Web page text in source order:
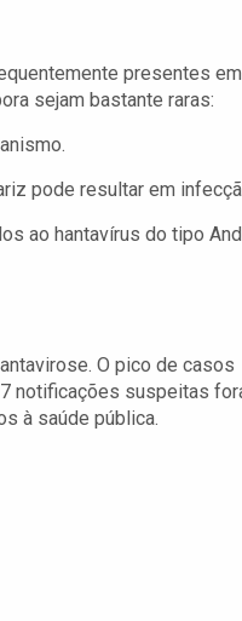
presentes em
sejam bastante raras:
pode resultar em
ao hantavírus do tipo
O pico de casos
notificações suspeitas
à saúde pública.